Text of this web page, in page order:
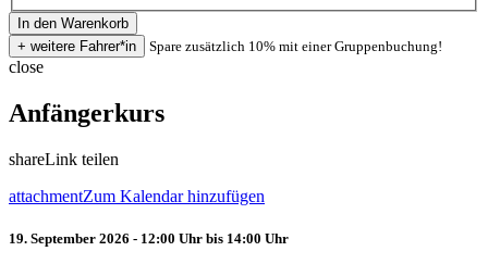
Spare zusätzlich 10% mit einer Gruppenbuchung!
close
Anfängerkurs
shareLink teilen
attachmentZum Kalendar hinzufügen
19. September 2026 - 12:00 Uhr bis 14:00 Uhr